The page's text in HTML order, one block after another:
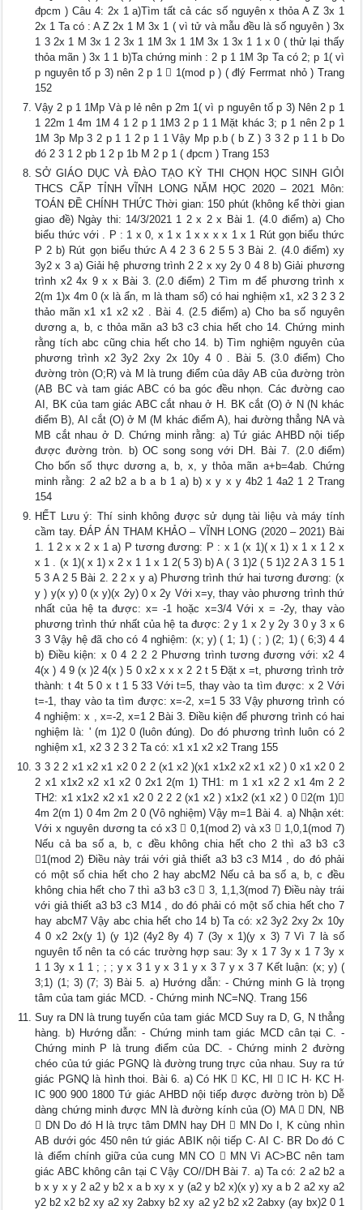
đpcm ) Câu 4: 2x 1 a)Tìm tất cả các số nguyên x thỏa A Z 3x 1
2x 1 Ta có : A Z 2x 1 M 3x 1 ( vì tử và mẫu đều là số nguyên ) 3x
1 3 2x 1 M 3x 1 2 3x 1 1M 3x 1 1M 3x 1 3x 1 1 x 0 ( thử lại thấy
thỏa mãn ) 3x 1 1 b)Ta chứng minh : 2 p 1 1M 3p Ta có 2; p 1( vì
p nguyên tố p 3) nên 2 p 1  1(mod p ) ( đlý Ferrmat nhỏ ) Trang
152
Vậy 2 p 1 1Mp Và p lẻ nên p 2m 1( vì p nguyên tố p 3) Nên 2 p 1
1 22m 1 4m 1M 4 1 2 p 1 1M3 2 p 1 1 Mặt khác 3; p 1 nên 2 p 1
1M 3p Mp 3 2 p 1 1 2 p 1 1 Vậy Mp p.b ( b Z ) 3 3 2 p 1 1 b Do
đó 2 3 1 2 pb 1 2 p 1b M 2 p 1 ( đpcm ) Trang 153
SỞ GIÁO DỤC VÀ ĐÀO TẠO KỲ THI CHỌN HỌC SINH GIỎI
THCS CẤP TỈNH VĨNH LONG NĂM HỌC 2020 – 2021 Môn:
TOÁN ĐỀ CHÍNH THỨC Thời gian: 150 phút (không kể thời gian
giao đề) Ngày thi: 14/3/2021 1 2 x 2 x Bài 1. (4.0 điểm) a) Cho
biểu thức với . P : 1 x 0, x 1 x 1 x x x x 1 x 1 Rút gọn biểu thức
P 2 b) Rút gọn biểu thức A 4 2 3 6 2 5 5 3 Bài 2. (4.0 điểm) xy
3y2 x 3 a) Giải hệ phương trình 2 2 x xy 2y 0 4 8 b) Giải phương
trình x2 4x 9 x x Bài 3. (2.0 điểm) 2 Tìm m để phương trình x
2(m 1)x 4m 0 (x là ẩn, m là tham số) có hai nghiệm x1, x2 3 2 3 2
thảo mãn x1 x1 x2 x2 . Bài 4. (2.5 điểm) a) Cho ba số nguyên
dương a, b, c thỏa mãn a3 b3 c3 chia hết cho 14. Chứng minh
rằng tích abc cũng chia hết cho 14. b) Tìm nghiệm nguyên của
phương trình x2 3y2 2xy 2x 10y 4 0 . Bài 5. (3.0 điểm) Cho
đường tròn (O;R) và M là trung điểm của dây AB của đường tròn
(AB BC và tam giác ABC có ba góc đều nhọn. Các đường cao
AI, BK của tam giác ABC cắt nhau ở H. BK cắt (O) ở N (N khác
điểm B), AI cắt (O) ở M (M khác điểm A), hai đường thẳng NA và
MB cắt nhau ở D. Chứng minh rằng: a) Tứ giác AHBD nội tiếp
được đường tròn. b) OC song song với DH. Bài 7. (2.0 điểm)
Cho bốn số thực dương a, b, x, y thỏa mãn a+b=4ab. Chứng
minh rằng: 2 a2 b2 a b a b 1 a) b) x y x y 4b2 1 4a2 1 2 Trang
154
HẾT Lưu ý: Thí sinh không được sử dụng tài liệu và máy tính
cầm tay. ĐÁP ÁN THAM KHẢO – VĨNH LONG (2020 – 2021) Bài
1. 1 2 x x 2 x 1 a) P tương đương: P : x 1 (x 1)( x 1) x 1 x 1 2 x
x 1 . (x 1)( x 1) x 2 x 1 1 x 1 2( 5 3) b) A ( 3 1)2 ( 5 1)2 2 A 3 1 5 1
5 3 A 2 5 Bài 2. 2 2 x y a) Phương trình thứ hai tương đương: (x
y ) y(x y) 0 (x y)(x 2y) 0 x 2y Với x=y, thay vào phương trình thứ
nhất của hệ ta được: x= -1 hoặc x=3/4 Với x = -2y, thay vào
phương trình thứ nhất của hệ ta được: 2 y 1 x 2 y 2y 3 0 y 3 x 6
3 3 Vậy hệ đã cho có 4 nghiệm: (x; y) ( 1; 1) ( ; ) (2; 1) ( 6;3) 4 4
b) Điều kiện: x 0 4 2 2 2 Phương trình tương đương với: x2 4
4(x ) 4 9 (x )2 4(x ) 5 0 x2 x x x 2 2 t 5 Đặt x =t, phương trình trở
thành: t 4t 5 0 x t 1 5 33 Với t=5, thay vào ta tìm được: x 2 Với
t=-1, thay vào ta tìm được: x=-2, x=1 5 33 Vậy phương trình có
4 nghiệm: x , x=-2, x=1 2 Bài 3. Điều kiện để phương trình có hai
nghiệm là: ' (m 1)2 0 (luôn đúng). Do đó phương trình luôn có 2
nghiệm x1, x2 3 2 3 2 Ta có: x1 x1 x2 x2 Trang 155
3 3 2 2 x1 x2 x1 x2 0 2 2 (x1 x2 )(x1 x1x2 x2 x1 x2 ) 0 x1 x2 0 2
2 x1 x1x2 x2 x1 x2 0 2x1 2(m 1) TH1: m 1 x1 x2 2 x1 4m 2 2
TH2: x1 x1x2 x2 x1 x2 0 2 2 2 (x1 x2 ) x1x2 (x1 x2 ) 0 2(m 1)
4m 2(m 1) 0 4m 2m 2 0 (Vô nghiệm) Vậy m=1 Bài 4. a) Nhận xét:
Với x nguyên dương ta có x3  0,1(mod 2) và x3  1,0,1(mod 7)
Nếu cả ba số a, b, c đều không chia hết cho 2 thì a3 b3 c3
1(mod 2) Điều này trái với giả thiết a3 b3 c3 M14 , do đó phải
có một số chia hết cho 2 hay abcM2 Nếu cả ba số a, b, c đều
không chia hết cho 7 thì a3 b3 c3  3, 1,1,3(mod 7) Điều này trái
với giả thiết a3 b3 c3 M14 , do đó phải có một số chia hết cho 7
hay abcM7 Vậy abc chia hết cho 14 b) Ta có: x2 3y2 2xy 2x 10y
4 0 x2 2x(y 1) (y 1)2 (4y2 8y 4) 7 (3y x 1)(y x 3) 7 Vì 7 là số
nguyên tố nên ta có các trường hợp sau: 3y x 1 7 3y x 1 7 3y x
1 1 3y x 1 1 ; ; ; y x 3 1 y x 3 1 y x 3 7 y x 3 7 Kết luận: (x; y) (
3;1) (1; 3) (7; 3) Bài 5. a) Hướng dẫn: - Chứng minh G là trọng
tâm của tam giác MCD. - Chứng minh NC=NQ. Trang 156
Suy ra DN là trung tuyến của tam giác MCD Suy ra D, G, N thẳng
hàng. b) Hướng dẫn: - Chứng minh tam giác MCD cân tại C. -
Chứng minh P là trung điểm của DC. - Chứng minh 2 đường
chéo của tứ giác PGNQ là đường trung trực của nhau. Suy ra tứ
giác PGNQ là hình thoi. Bài 6. a) Có HK  KC, HI  IC H· KC H·
IC 900 900 1800 Tứ giác AHBD nội tiếp được đường tròn b) Dễ
dàng chứng minh được MN là đường kính của (O) MA  DN, NB
 DN Do đó H là trực tâm DMN hay DH  MN Do I, K cùng nhìn
AB dưới góc 450 nên tứ giác ABIK nội tiếp C· AI C· BR Do đó C
là điểm chính giữa của cung MN CO  MN Vì AC>BC nên tam
giác ABC không cân tại C Vậy CO//DH Bài 7. a) Ta có: 2 a2 b2 a
b x y x y 2 a2 y b2 x a b xy x y (a2 y b2 x)(x y) xy a b 2 a2 xy a2
y2 b2 x2 b2 xy a2 xy 2abxy b2 xy a2 y2 b2 x2 2abxy (ay bx)2 0 1